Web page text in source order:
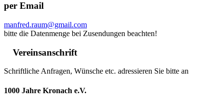
per Email
manfred.raum@gmail.com
bitte die Datenmenge bei Zusendungen beachten!
Vereinsanschrift
Schriftliche Anfragen, Wünsche etc. adressieren Sie bitte an
1000 Jahre Kronach e.V.